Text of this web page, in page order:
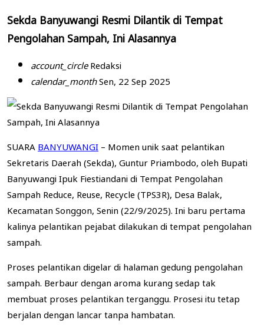
Sekda Banyuwangi Resmi Dilantik di Tempat
Pengolahan Sampah, Ini Alasannya
account_circleRedaksi
calendar_monthSen, 22 Sep 2025
SUARABANYUWANGI– Momen unik saat pelantikan
Sekretaris Daerah (Sekda), Guntur Priambodo, oleh Bupati
Banyuwangi Ipuk Fiestiandani di Tempat Pengolahan
Sampah Reduce, Reuse, Recycle (TPS3R), Desa Balak,
Kecamatan Songgon, Senin (22/9/2025). Ini baru pertama
kalinya pelantikan pejabat dilakukan di tempat pengolahan
sampah.
Proses pelantikan digelar di halaman gedung pengolahan
sampah. Berbaur dengan aroma kurang sedap tak
membuat proses pelantikan terganggu. Prosesi itu tetap
berjalan dengan lancar tanpa hambatan.